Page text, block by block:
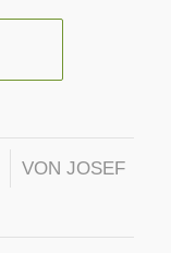
VON JOSEF